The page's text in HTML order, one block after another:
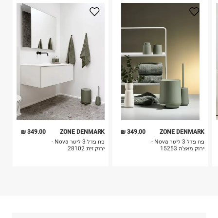
3. מוצרי טיפוח ניתן להחזיר סגורים באריזתם המקורית
6. נעליים ניתן להחזיר רק בקופסתם המקורית בלבד.
יו-אר פרדיס
349.00 ₪
ZONE DENMARK
פח פדל 3 ליטר Nova -
ירוק זית 28102
349.00 ₪
ZONE DENMARK
פח פדל 3 ליטר Nova -
ירוק מאצ'ה 15253